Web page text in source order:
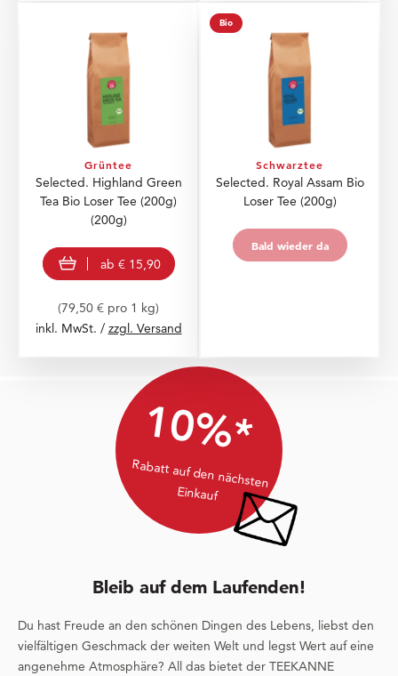
Grüntee
Selected. Highland Green
Tea Bio Loser Tee (200g)
(200g)
view product
ab € 15,90
(79,50 € pro 1 kg)
inkl. MwSt. / zzgl. Versand
Bio
Schwarztee
Selected. Royal Assam Bio
Loser Tee (200g)
Bald wieder da
Bald wieder da
10%*
Rabatt auf den nächsten
Einkauf
Bleib auf dem Laufenden!
Du hast Freude an den schönen Dingen des Lebens, liebst den
vielfältigen Geschmack der weiten Welt und legst Wert auf eine
angenehme Atmosphäre? All das bietet der TEEKANNE